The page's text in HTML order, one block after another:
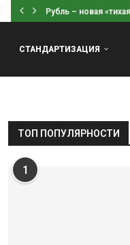
Рубль – новая
СТАНДАРТИЗАЦИЯ
ТОП ПОПУЛЯРНОСТИ
1